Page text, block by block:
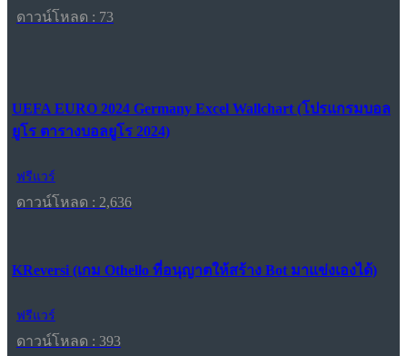
ดาวน์โหลด : 73
UEFA EURO 2024 Germany Excel Wallchart (โปรแกรมบอล
ยูโร ตารางบอลยูโร 2024)
ฟรีแวร์
ดาวน์โหลด : 2,636
KReversi (เกม Othello ที่อนุญาตให้สร้าง Bot มาแข่งเองได้)
ฟรีแวร์
ดาวน์โหลด : 393